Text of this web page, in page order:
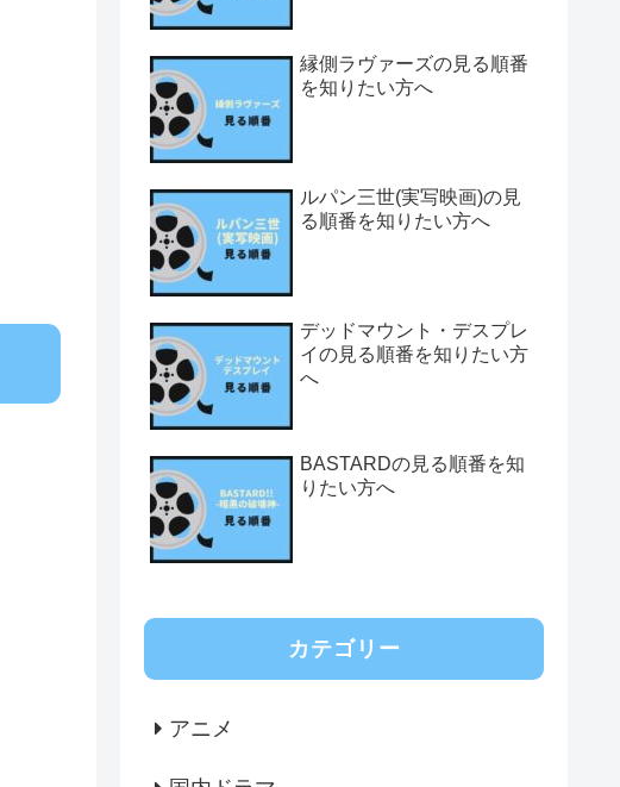
縁側ラヴァーズの見る順番
を知りたい方へ
ルパン三世(実写映画)の見
る順番を知りたい方へ
デッドマウント・デスプレ
イの見る順番を知りたい方
へ
BASTARDの見る順番を知
りたい方へ
カテゴリー
アニメ